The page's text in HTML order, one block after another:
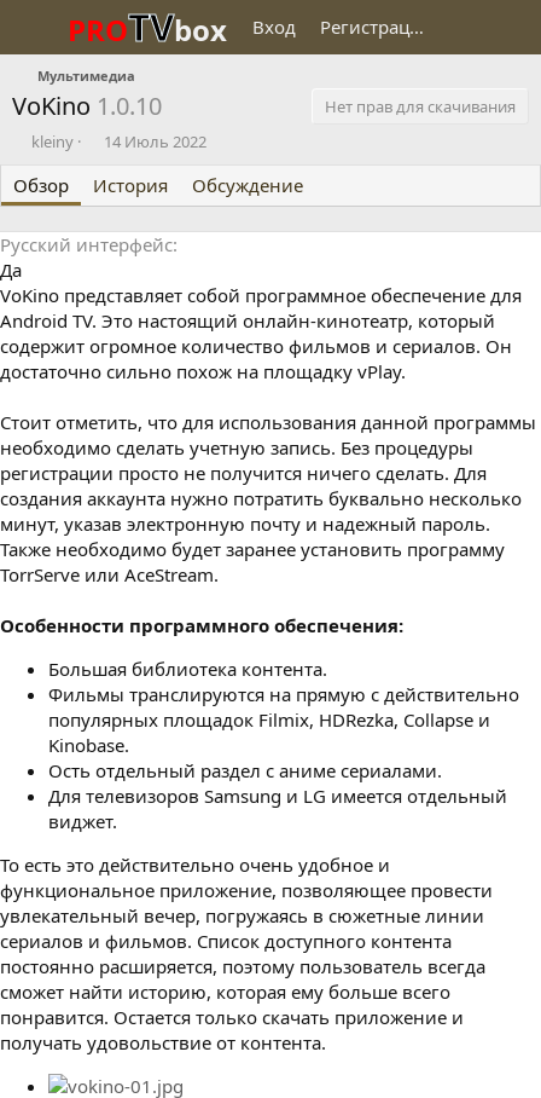
PROTVbox Вход Регистрация
Мультимедиа
VoKino 1.0.10
Нет прав для скачивания
О
у
б
л
и
о
в
л
kleiny
Д
т
а
с
о
д
а
и
я
14 Июль 2022
Обзор История Обсуждение
Русский интерфейс
Да
VoKino представляет собой программное обеспечение для
Android TV. Это настоящий онлайн-кинотеатр, который
содержит огромное количество фильмов и сериалов. Он
достаточно сильно похож на площадку vPlay.
Стоит отметить, что для использования данной программы
необходимо сделать учетную запись. Без процедуры
регистрации просто не получится ничего сделать. Для
создания аккаунта нужно потратить буквально несколько
минут, указав электронную почту и надежный пароль.
Также необходимо будет заранее установить программу
TorrServe или AceStream.
Особенности программного обеспечения:
Большая библиотека контента.
Фильмы транслируются на прямую с действительно
популярных площадок Filmix, HDRezka, Collapse и
Kinobase.
Ость отдельный раздел с аниме сериалами.
Для телевизоров Samsung и LG имеется отдельный
виджет.
То есть это действительно очень удобное и
функциональное приложение, позволяющее провести
увлекательный вечер, погружаясь в сюжетные линии
сериалов и фильмов. Список доступного контента
постоянно расширяется, поэтому пользователь всегда
сможет найти историю, которая ему больше всего
понравится. Остается только скачать приложение и
получать удовольствие от контента.